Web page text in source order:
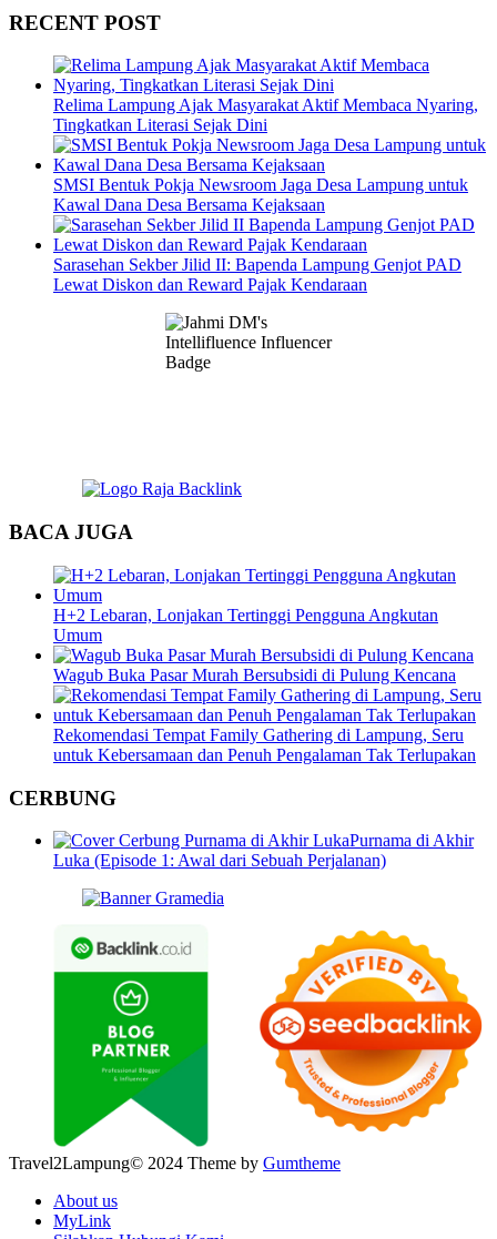
RECENT POST
Relima Lampung Ajak Masyarakat Aktif Membaca Nyaring,
Tingkatkan Literasi Sejak Dini
SMSI Bentuk Pokja Newsroom Jaga Desa Lampung untuk
Kawal Dana Desa Bersama Kejaksaan
Sarasehan Sekber Jilid II: Bapenda Lampung Genjot PAD
Lewat Diskon dan Reward Pajak Kendaraan
BACA JUGA
H+2 Lebaran, Lonjakan Tertinggi Pengguna Angkutan
Umum
Wagub Buka Pasar Murah Bersubsidi di Pulung Kencana
Rekomendasi Tempat Family Gathering di Lampung, Seru
untuk Kebersamaan dan Penuh Pengalaman Tak Terlupakan
CERBUNG
Purnama di Akhir
Luka (Episode 1: Awal dari Sebuah Perjalanan)
Travel2Lampung© 2024 Theme by Gumtheme
About us
MyLink